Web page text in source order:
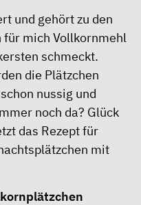
und gehört zu den
für mich Vollkornmehl
schmeckt.
die Plätzchen
nussig und
noch da? Glück
das Rezept für
mit